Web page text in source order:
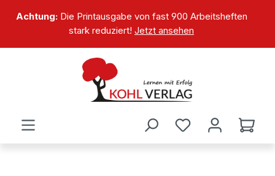
springen
Achtung:Die Printausgabe von fast 900 Arbeitsheften
stark reduziert! Jetzt ansehen